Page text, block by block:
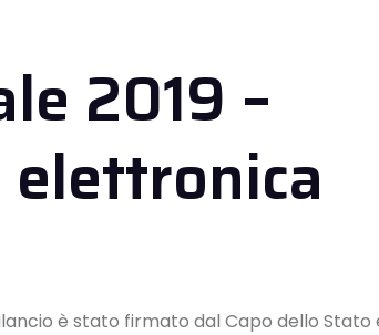
2019 –
è stato firmato dal Capo dello Stato